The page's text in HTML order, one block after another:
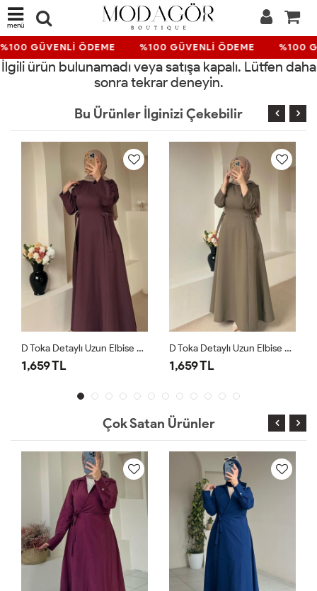
menü
GÜVENLİ ÖDEME %100 GÜVENLİ ÖDEME %100
İlgili ürün bulunamadı veya satışa kapalı. Lütfen daha
sonra tekrar deneyin.
Bu Ürünler İlginizi Çekebilir
D Toka Detaylı Uzun Elbise Çikolata
1,659 TL
D Toka Detaylı Uzun Elbise Haki
1,659 TL
Çok Satan Ürünler